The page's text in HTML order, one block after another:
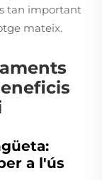
tan important
mateix.
a l'ús